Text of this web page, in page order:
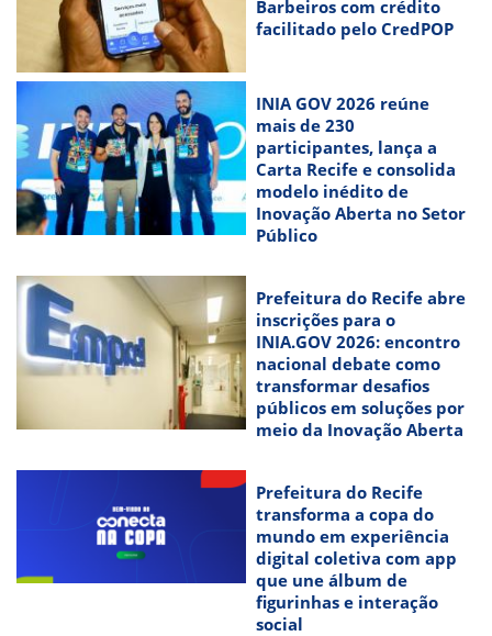
Barbeiros com crédito
facilitado pelo CredPOP
INIA GOV 2026 reúne
mais de 230
participantes, lança a
Carta Recife e consolida
modelo inédito de
Inovação Aberta no Setor
Público
Prefeitura do Recife abre
inscrições para o
INIA.GOV 2026: encontro
nacional debate como
transformar desafios
públicos em soluções por
meio da Inovação Aberta
Prefeitura do Recife
transforma a copa do
mundo em experiência
digital coletiva com app
que une álbum de
figurinhas e interação
social